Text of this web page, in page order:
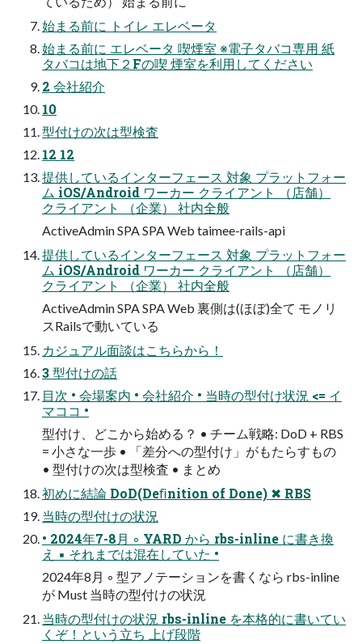
始まる前に トイレ エレベータ
始まる前に エレベータ 喫煙室 ※電子タバコ専用 紙
タバコは地下２Fの喫 煙室を利用してください
2 会社紹介
10
型付けの次は型検査
12 12
提供しているインターフェース 対象 プラットフォー
ム iOS/Android ワーカー クライアント （店舗）
クライアント （企業） 社内全般
ActiveAdmin SPA SPA Web taimee-rails-api
提供しているインターフェース 対象 プラットフォー
ム iOS/Android ワーカー クライアント （店舗）
クライアント （企業） 社内全般
ActiveAdmin SPA SPA Web 裏側は(ほぼ)全て モノリ
スRailsで動いている
カジュアル面談はこちらから！
3 型付けの話
目次 • 会場案内 • 会社紹介 • 当時の型付け状況 <= イ
マココ •
型付け、どこから始める？ • チーム戦略: DoD + RBS
= 小さな一歩 • 「差分への型付け」がもたらすもの
• 型付けの次は型検査 • まとめ
初めに結論 DoD(Deﬁnition of Done) ✖ RBS
当時の型付けの状況
• 2024年7-8月 ◦ YARD から rbs-inline に書き換
え ▪ それまでは混在していた •
2024年8月 ◦ 型アノテーションを書くなら rbs-inline
が Must 当時の型付けの状況
当時の型付けの状況 rbs-inline を本格的に書いてい
くぞ！という立ち 上げ段階